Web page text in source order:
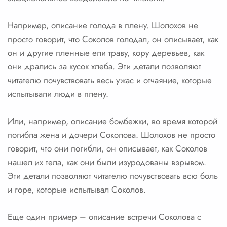
Например, описание голода в плену. Шолохов не
просто говорит, что Соколов голодал, он описывает, как
он и другие пленные ели траву, кору деревьев, как
они дрались за кусок хлеба. Эти детали позволяют
читателю почувствовать весь ужас и отчаяние, которые
испытывали люди в плену.
Или, например, описание бомбежки, во время которой
погибла жена и дочери Соколова. Шолохов не просто
говорит, что они погибли, он описывает, как Соколов
нашел их тела, как они были изуродованы взрывом.
Эти детали позволяют читателю почувствовать всю боль
и горе, которые испытывал Соколов.
Еще один пример – описание встречи Соколова с